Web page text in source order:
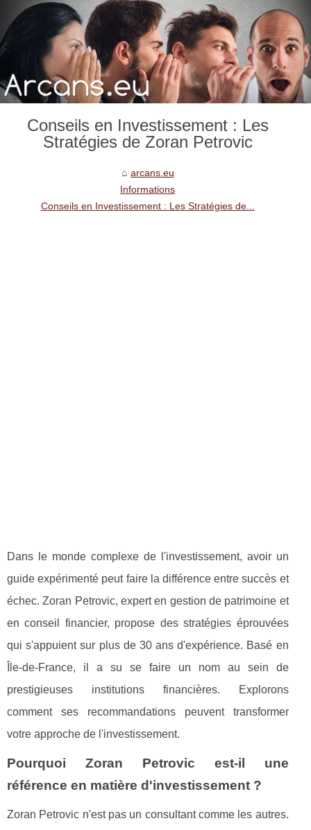
Conseils en Investissement : Les
Stratégies de Zoran Petrovic
arcans.eu
Informations
Conseils en Investissement : Les Stratégies de...
Dans le monde complexe de l'investissement, avoir un
guide expérimenté peut faire la différence entre succès et
échec. Zoran Petrovic, expert en gestion de patrimoine et
en conseil financier, propose des stratégies éprouvées
qui s'appuient sur plus de 30 ans d'expérience. Basé en
Île-de-France, il a su se faire un nom au sein de
prestigieuses institutions financières. Explorons
comment ses recommandations peuvent transformer
votre approche de l'investissement.
Pourquoi Zoran Petrovic est-il une
référence en matière d'investissement ?
Zoran Petrovic n'est pas un consultant comme les autres.